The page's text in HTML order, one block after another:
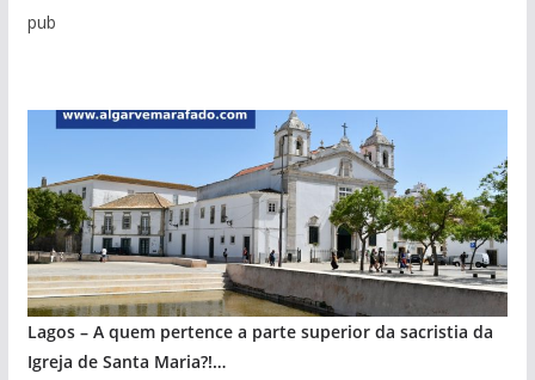
pub
Lagos – A quem pertence a parte superior da sacristia da
Igreja de Santa Maria?!…